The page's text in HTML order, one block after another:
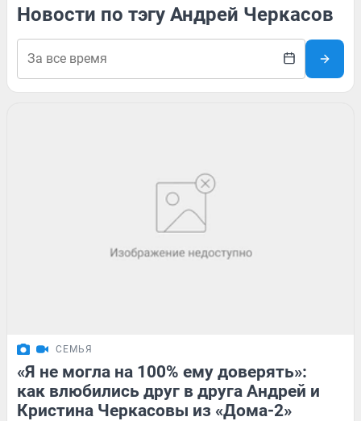
Новости по тэгу Андрей Черкасов
СЕМЬЯ
«Я не могла на 100% ему доверять»:
как влюбились друг в друга Андрей и
Кристина Черкасовы из «Дома-2»